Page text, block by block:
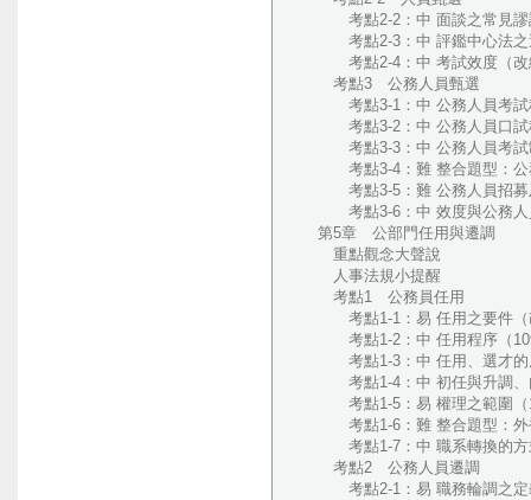
考點2-2：中 面談之常見謬誤
考點2-3：中 評鑑中心法之運
考點2-4：中 考試效度（改編
考點3 公務人員甄選
考點3-1：中 公務人員考試種
考點3-2：中 公務人員口試
考點3-3：中 公務人員考試
考點3-4：難 整合題型：公務
考點3-5：難 公務人員招募及
考點3-6：中 效度與公務人
第5章 公部門任用與遷調
重點觀念大聲說
人事法規小提醒
考點1 公務員任用
考點1-1：易 任用之要件（改
考點1-2：中 任用程序（109
考點1-3：中 任用、選才的
考點1-4：中 初任與升調、
考點1-5：易 權理之範圍（
考點1-6：難 整合題型：外補
考點1-7：中 職系轉換的方
考點2 公務人員遷調
考點2-1：易 職務輪調之定